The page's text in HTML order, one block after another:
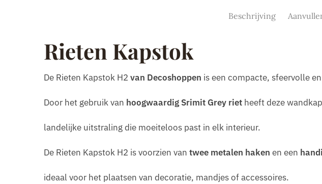
Beschrijving
Rieten Kapstok
De Rieten Kapstok H2 van Decoshoppen is een compacte, sfeervolle
Door het gebruik van hoogwaardig Srimit Grey riet heeft deze
landelijke uitstraling die moeiteloos past in elk interieur.
De Rieten Kapstok H2 is voorzien vantwee metalen haken en een
ideaal voor het plaatsen van decoratie, mandjes of accessoires.